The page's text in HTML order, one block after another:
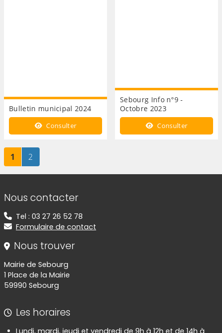
Bulletin municipal 2024
Consulter
Sebourg Info n°9 -
Octobre 2023
Consulter
Page
1 sur 2Page
2
Informations de contact
Nous contacter
Tel : 03 27 26 52 78
Formulaire de contact
Nous trouver
Mairie de Sebourg
1 Place de la Mairie
59990 Sebourg
Les horaires